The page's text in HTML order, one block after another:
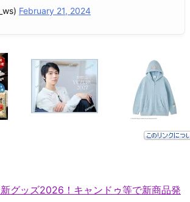
February 21, 2024
グッズ2026！キャンドゥ等で新商品発